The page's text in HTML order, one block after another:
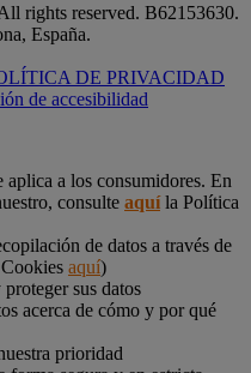
rights reserved. B62153630.
España.
DE PRIVACIDAD
de accesibilidad
a los consumidores. En
consulte aquíla Política
de datos a través de
aquí)
sus datos
acerca de cómo y por qué
prioridad